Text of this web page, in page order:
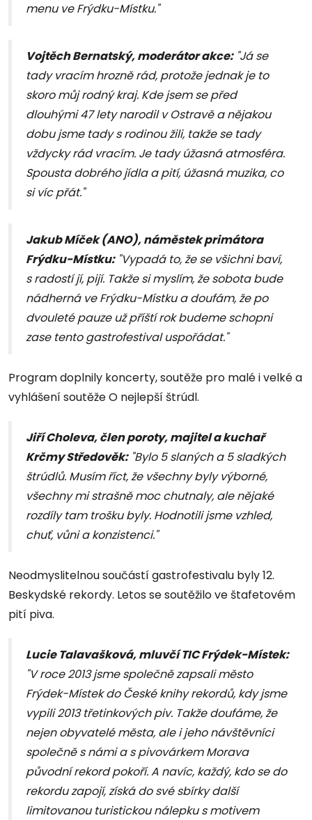
menu ve Frýdku-Místku."
Vojtěch Bernatský, moderátor akce:"Já se
tady vracím hrozně rád, protože jednak je to
skoro můj rodný kraj. Kde jsem se před
dlouhými 47 lety narodil v Ostravě a nějakou
dobu jsme tady s rodinou žili, takže se tady
vždycky rád vracím. Je tady úžasná atmosféra.
Spousta dobrého jídla a pití, úžasná muzika, co
si víc přát."
Jakub Míček (ANO), náměstek primátora
Frýdku-Místku:"Vypadá to, že se všichni baví,
s radostí jí, pijí. Takže si myslím, že sobota bude
nádherná ve Frýdku-Místku a doufám, že po
dvouleté pauze už příští rok budeme schopni
zase tento gastrofestival uspořádat."
Program doplnily koncerty, soutěže pro malé i velké a
vyhlášení soutěže O nejlepší štrúdl.
Jiří Choleva, člen poroty, majitel a kuchař
Krčmy Středověk:"Bylo 5 slaných a 5 sladkých
štrúdlů. Musím říct, že všechny byly výborné,
všechny mi strašně moc chutnaly, ale nějaké
rozdíly tam trošku byly. Hodnotili jsme vzhled,
chuť, vůni a konzistenci."
Neodmyslitelnou součástí gastrofestivalu byly 12.
Beskydské rekordy. Letos se soutěžilo ve štafetovém
pití piva.
Lucie Talavašková, mluvčí TIC Frýdek-Místek:
"V roce 2013 jsme společně zapsali město
Frýdek-Místek do České knihy rekordů, kdy jsme
vypili 2013 třetinkových piv. Takže doufáme, že
nejen obyvatelé města, ale i jeho návštěvníci
společně s námi a s pivovárkem Morava
původní rekord pokoří. A navíc, každý, kdo se do
rekordu zapojí, získá do své sbírky další
limitovanou turistickou nálepku s motivem